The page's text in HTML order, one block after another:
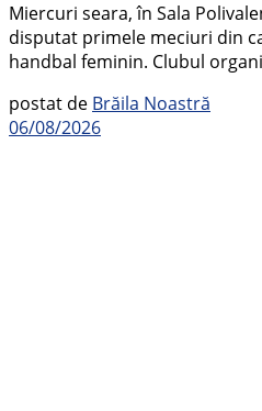
Miercuri seara, în Sala
disputat primele meciuri din
handbal feminin. Clubul
postat de Brăila Noastră
06/08/2026